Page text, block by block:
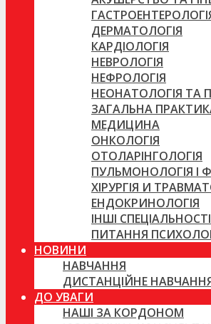
ДЕРМАТОЛОГІЯ
КАРДІОЛОГІЯ
НЕВРОЛОГІЯ
НЕФРОЛОГІЯ
НЕОНАТОЛОГІЯ ТА
ЗАГАЛЬНА
МЕДИЦИНА
ОНКОЛОГІЯ
ОТОЛАРІНГОЛОГІЯ
ПУЛЬМОНОЛОГІЯ І
ХІРУРГІЯ И
ЕНДОКРИНОЛОГІЯ
ІНШІ СПЕЦІАЛЬНОСТІ
ПИТАННЯ
НОВИНИ
НАВЧАННЯ
ДИСТАНЦІЙНЕ
ДО УВАГИ
НАШІ ЗА КОРДОНОМ